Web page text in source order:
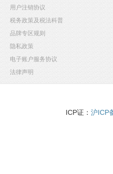
用户注销协议
税务政策及税法科普
品牌专区规则
隐私政策
电子账户服务协议
法律声明
ICP证：沪ICP